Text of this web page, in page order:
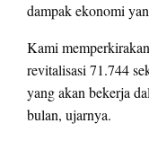
dampak ekonomi
Kami
revitalisasi 71.744
yang akan bekerja
bulan, ujarnya.